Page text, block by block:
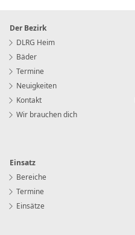
Der Bezirk
DLRG Heim
Bäder
Termine
Neuigkeiten
Kontakt
Wir brauchen dich
Einsatz
Bereiche
Termine
Einsätze